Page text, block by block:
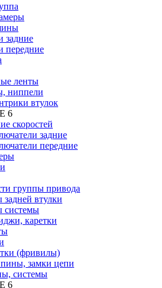
задние
передние
ленты
ниппели
втулок
6
скоростей
задние
передние
группы привода
задней втулки
системы
каретки
(фривилы)
замки цепи
системы
6